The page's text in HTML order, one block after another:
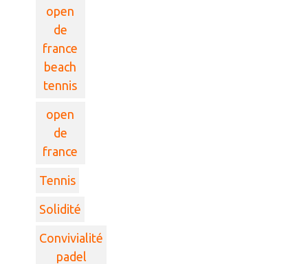
open
de
france
beach
tennis
open
de
france
Tennis
Solidité
Convivialité
padel